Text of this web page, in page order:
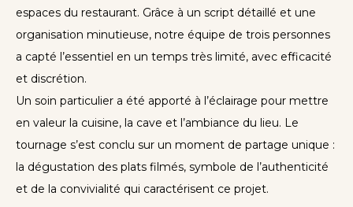
espaces du restaurant. Grâce à un script détaillé et une
organisation minutieuse, notre équipe de trois personnes
a capté l’essentiel en un temps très limité, avec efficacité
et discrétion.
Un soin particulier a été apporté à l’éclairage pour mettre
en valeur la cuisine, la cave et l’ambiance du lieu. Le
tournage s’est conclu sur un moment de partage unique :
la dégustation des plats filmés, symbole de l’authenticité
et de la convivialité qui caractérisent ce projet.